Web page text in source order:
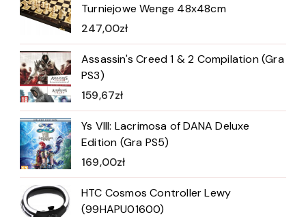
Turniejowe Wenge 48x48cm
247,00zł
Assassin's Creed 1 & 2 Compilation (Gra
PS3)
159,67zł
Ys VIII: Lacrimosa of DANA Deluxe
Edition (Gra PS5)
169,00zł
HTC Cosmos Controller Lewy
(99HAPU01600)